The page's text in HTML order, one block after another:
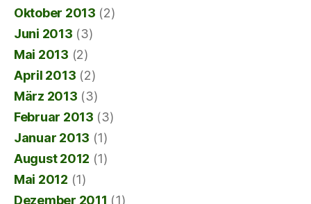
Oktober 2013 (2)
Juni 2013 (3)
Mai 2013 (2)
April 2013 (2)
März 2013 (3)
Februar 2013 (3)
Januar 2013 (1)
August 2012 (1)
Mai 2012 (1)
Dezember 2011 (1)